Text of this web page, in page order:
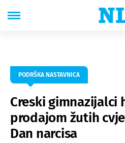
PODRŠKA NASTAVNICA
Creski gimnazijalci
prodajom žutih
Dan narcisa